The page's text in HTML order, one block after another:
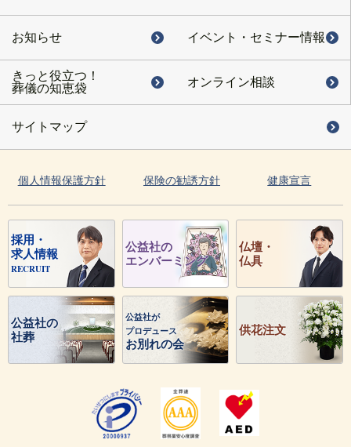
お知らせ イベント・ セミナー情報
きっと役立つ！
葬儀の知恵袋
オンライン相談
サイトマップ
個人情報保護方針 保険の勧誘方針 健康宣言
採用・
求人情報
RECRUIT
公益社の
エンバーミング
仏壇・
仏具
公益社の
社葬
公益社が
プロデュース
お別れの会
供花注文